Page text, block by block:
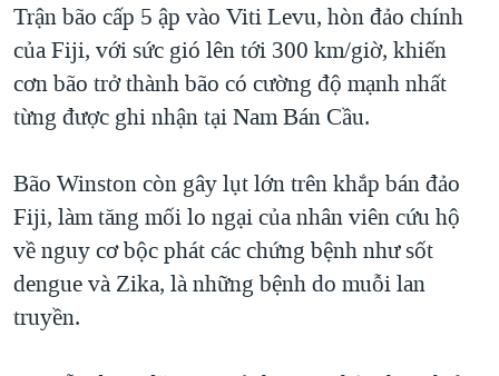
Trận bão cấp 5 ập vào Viti Levu, hòn đảo chính
của Fiji, với sức gió lên tới 300 km/giờ, khiến
cơn bão trở thành bão có cường độ mạnh nhất
từng được ghi nhận tại Nam Bán Cầu.
Bão Winston còn gây lụt lớn trên khắp bán đảo
Fiji, làm tăng mối lo ngại của nhân viên cứu hộ
về nguy cơ bộc phát các chứng bệnh như sốt
dengue và Zika, là những bệnh do muỗi lan
truyền.